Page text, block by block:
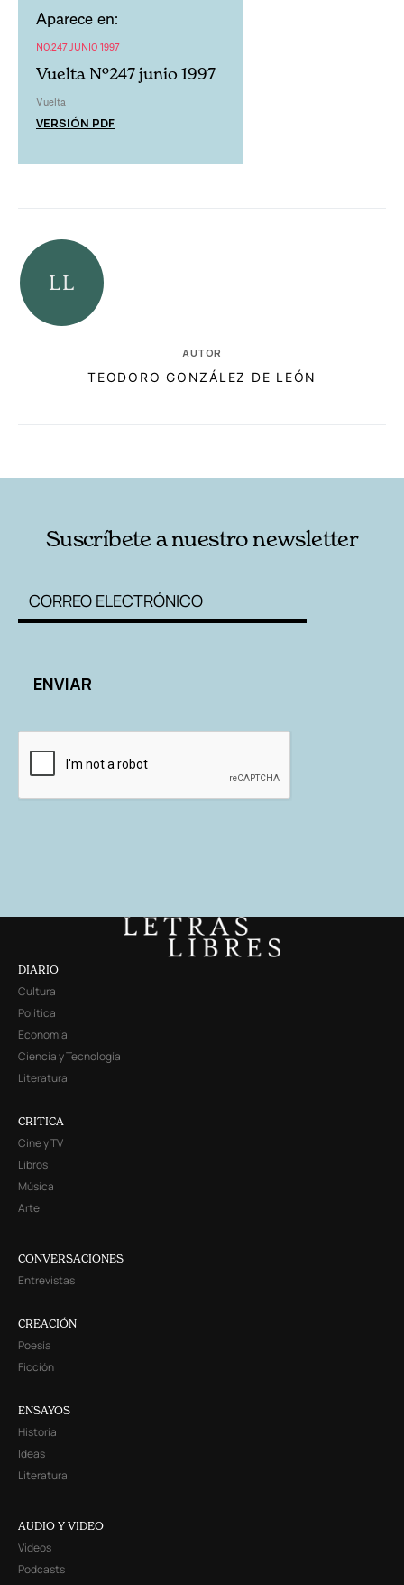
Aparece en:
NO.247 JUNIO 1997
Vuelta Nº247 junio 1997
Vuelta
VERSIÓN PDF
AUTOR
TEODORO GONZÁLEZ DE LEÓN
Suscríbete a nuestro newsletter
DIARIO
Cultura
Política
Economía
Ciencia y Tecnología
Literatura
CRITICA
Cine y TV
Libros
Música
Arte
CONVERSACIONES
Entrevistas
CREACIÓN
Poesía
Ficción
ENSAYOS
Historia
Ideas
Literatura
AUDIO Y VIDEO
Videos
Podcasts